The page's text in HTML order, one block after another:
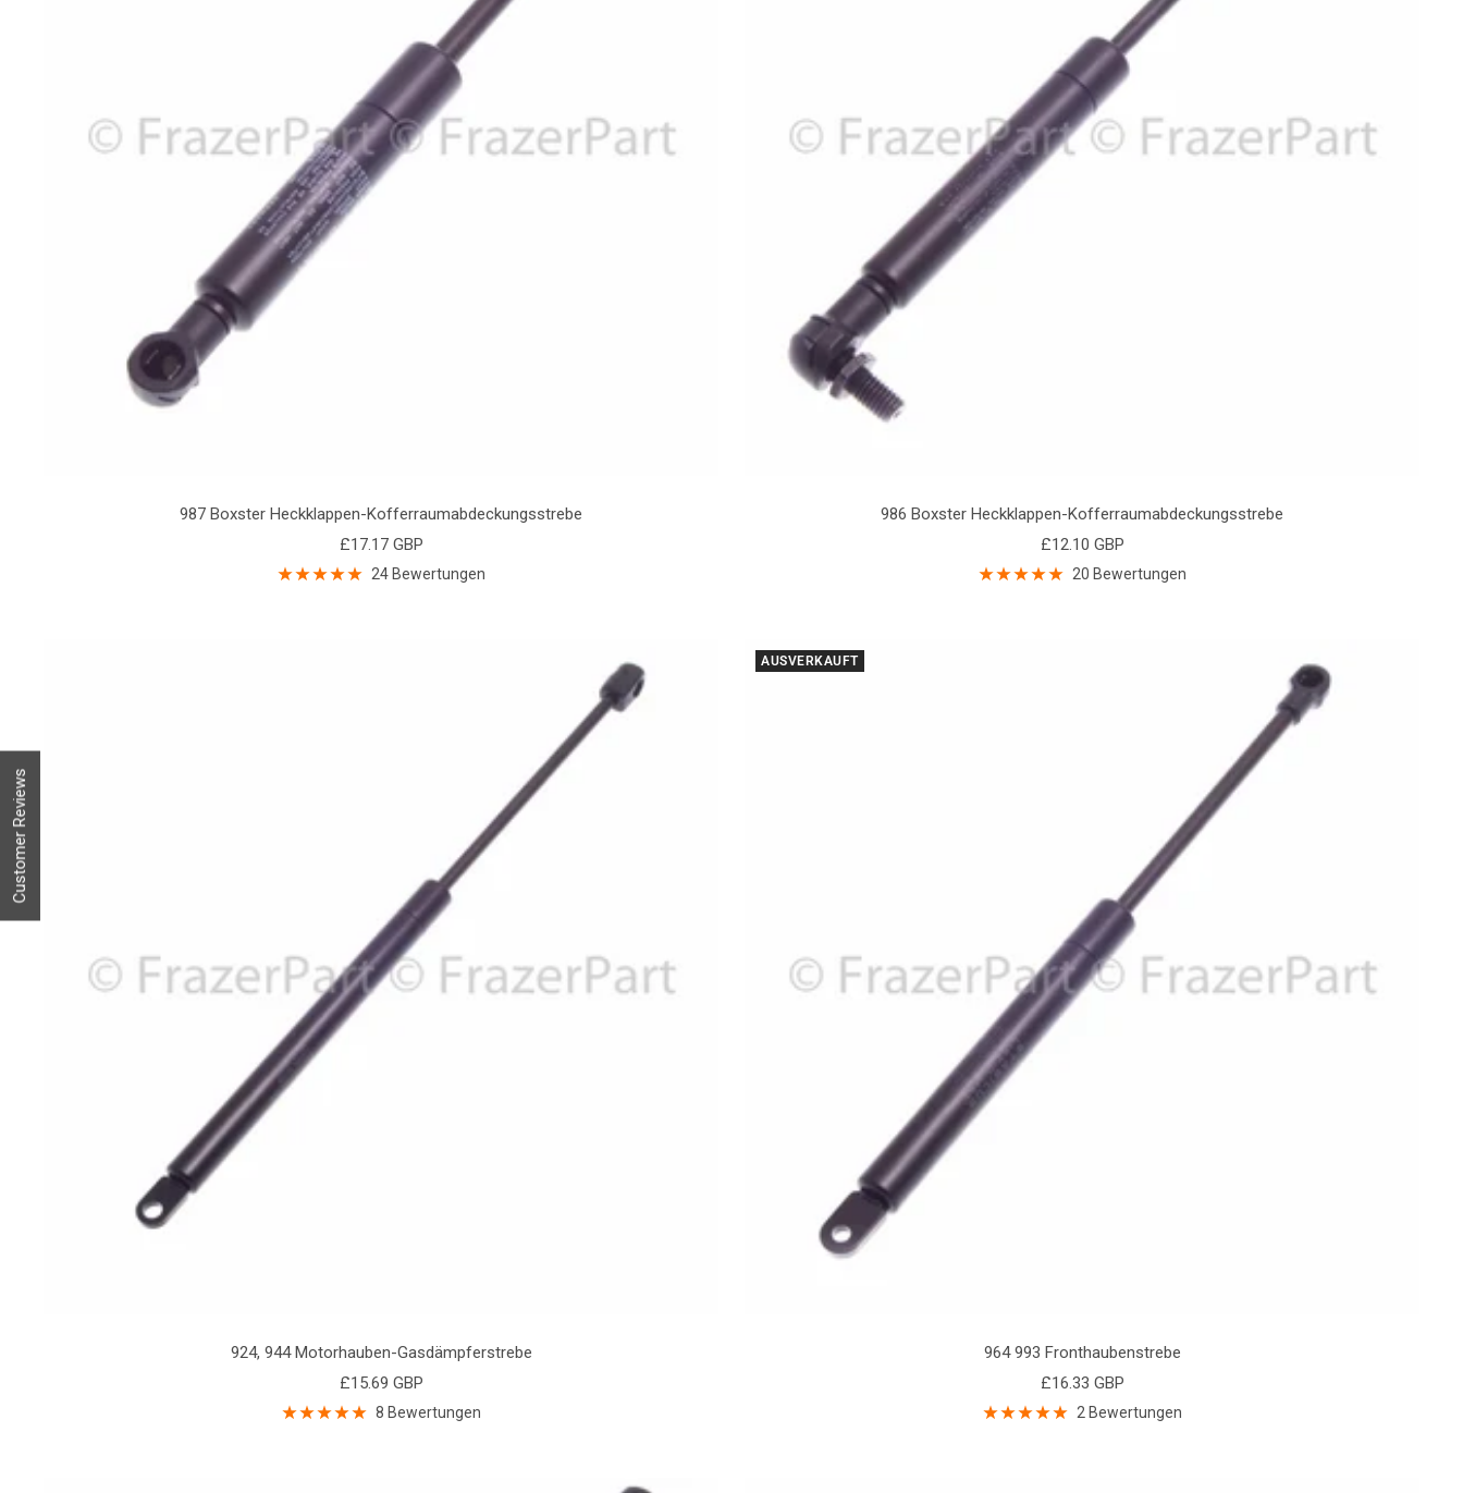
987 Boxster Heckklappen-Kofferraumabdeckungsstrebe
Angebotspreis
£17.17 GBP
24 Bewertungen
986 Boxster Heckklappen-Kofferraumabdeckungsstrebe
Angebotspreis
£12.10 GBP
20 Bewertungen
924, 944 Motorhauben-Gasdämpferstrebe
Angebotspreis
£15.69 GBP
8 Bewertungen
AUSVERKAUFT
964 993 Fronthaubenstrebe
Angebotspreis
£16.33 GBP
2 Bewertungen
Customer Reviews